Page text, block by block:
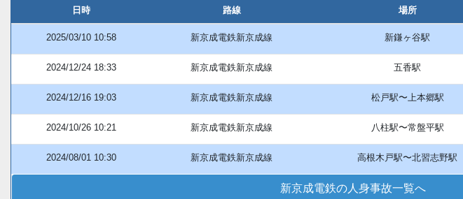
日時 路線 場所
2025/03/10 10:58 新京成電鉄新京成線 新鎌ヶ谷駅
2024/12/24 18:33 新京成電鉄新京成線 五香駅
2024/12/16 19:03 新京成電鉄新京成線 松戸駅〜上本郷駅
2024/10/26 10:21 新京成電鉄新京成線 八柱駅〜常盤平駅
2024/08/01 10:30 新京成電鉄新京成線 高根木戸駅〜北習志野駅
新京成電鉄の人身事故一覧へ